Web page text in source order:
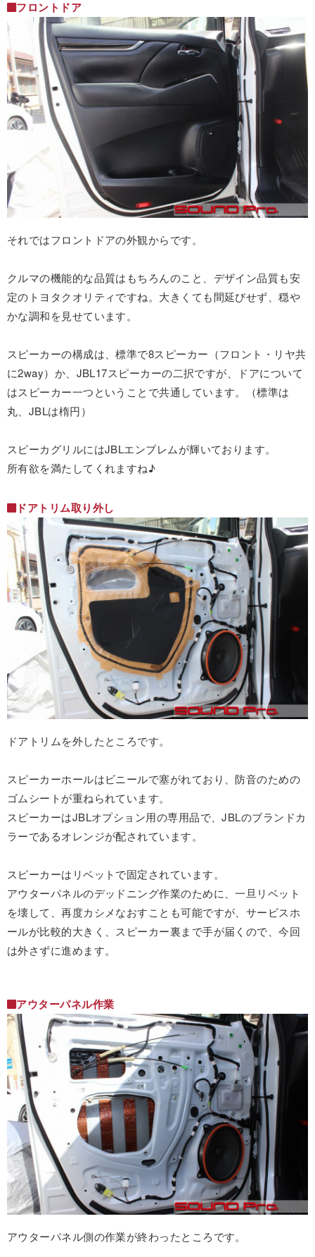
フロントドア
それではフロントドアの外観からです。
クルマの機能的な品質はもちろんのこと、デザイン品質も安
定のトヨタクオリティですね。大きくても間延びせず、穏や
かな調和を見せています。
スピーカーの構成は、標準で8スピーカー（フロント・リヤ共
に2way）か、JBL17スピーカーの二択ですが、ドアについて
はスピーカー一つということで共通しています。（標準は
丸、JBLは楕円）
スピーカグリルにはJBLエンブレムが輝いております。
所有欲を満たしてくれますね♪
ドアトリム取り外し
ドアトリムを外したところです。
スピーカーホールはビニールで塞がれており、防音のための
ゴムシートが重ねられています。
スピーカーはJBLオプション用の専用品で、JBLのブランドカ
ラーであるオレンジが配されています。
スピーカーはリベットで固定されています。
アウターパネルのデッドニング作業のために、一旦リベット
を壊して、再度カシメなおすことも可能ですが、サービスホ
ールが比較的大きく、スピーカー裏まで手が届くので、今回
は外さずに進めます。
アウターパネル作業
アウターパネル側の作業が終わったところです。